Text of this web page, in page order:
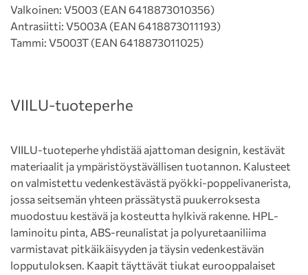
Valkoinen: V5003 (EAN 6418873010356)
Antrasiitti: V5003A (EAN 6418873011193)
Tammi: V5003T (EAN 6418873011025)
VIILU-tuoteperhe
VIILU-tuoteperhe yhdistää ajattoman designin, kestävät
materiaalit ja ympäristöystävällisen tuotannon. Kalusteet
on valmistettu vedenkestävästä pyökki-poppelivanerista,
jossa seitsemän yhteen prässätystä puukerroksesta
muodostuu kestävä ja kosteutta hylkivä rakenne. HPL-
laminoitu pinta, ABS-reunalistat ja polyuretaaniliima
varmistavat pitkäikäisyyden ja täysin vedenkestävän
lopputuloksen. Kaapit täyttävät tiukat eurooppalaiset